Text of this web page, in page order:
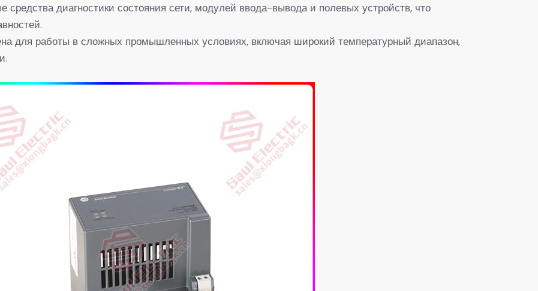
средства диагностики состояния сети, модулей ввода-вывода и полевых устройств, что
для работы в сложных промышленных условиях, включая широкий температурный диапазон,